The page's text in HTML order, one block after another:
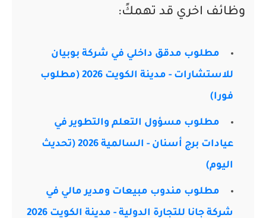
وظائف اخري قد تهمكً:
مطلوب مدقق داخلي في شركة بوبيان
للاستشارات - مدينة الكويت 2026 (مطلوب
فورا)
مطلوب مسؤول التعلم والتطوير في
عيادات برج أسنان - السالمية 2026 (تحديث
اليوم)
مطلوب مندوب مبيعات ومدير مالي في
شركة جانا للتجارة الدولية - مدينة الكويت 2026